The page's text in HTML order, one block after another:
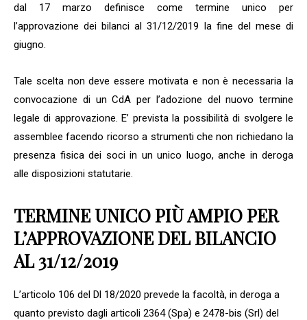
dal 17 marzo definisce come termine unico per
l’approvazione dei bilanci al 31/12/2019 la fine del mese di
giugno.
Tale scelta non deve essere motivata e non è necessaria la
convocazione di un CdA per l’adozione del nuovo termine
legale di approvazione. E’ prevista la possibilità di svolgere le
assemblee facendo ricorso a strumenti che non richiedano la
presenza fisica dei soci in un unico luogo, anche in deroga
alle disposizioni statutarie.
TERMINE UNICO PIÙ AMPIO PER
L’APPROVAZIONE DELBILANCIO
AL31/12/2019
L’articolo 106 del Dl 18/2020 prevede la facoltà, in deroga a
quanto previsto dagli articoli 2364 (Spa) e 2478-bis (Srl) del